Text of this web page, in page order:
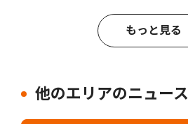
もっと見る
他のエリアのニュース